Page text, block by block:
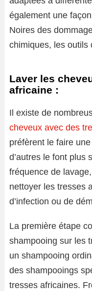
également une
Noires des
chimiques, les outils
Laver les
africaine :
Il existe de
cheveux avec des
préfèrent le faire
d’autres le font plus
fréquence de
nettoyer les tresses
d’infection ou de
La première étape
shampooing sur les
un shampooing
des shampooings
tresses africaines.